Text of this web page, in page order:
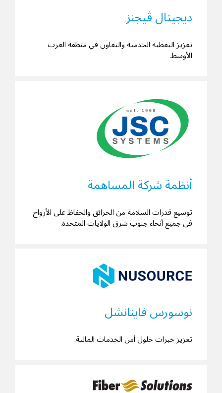
ديجيتال ڤيجنز
تعزيز التغطية الخدمية والتعاون في منطقة الغرب
الأوسط.
أنظمة شركة المساهمة
توسيع قدرات السلامة من الحرائق والحفاظ على الأرواح
في جميع أنحاء جنوب شرق الولايات المتحدة.
نوسورس فاينانشل
تعزيز خبرات حلول أمن الخدمات المالية.